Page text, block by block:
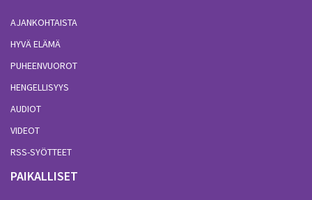
AJANKOHTAISTA
HYVÄ ELÄMÄ
PUHEENVUOROT
HENGELLISYYS
AUDIOT
VIDEOT
RSS-SYÖTTEET
PAIKALLISET